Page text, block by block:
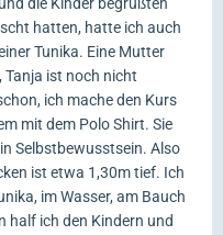
die Kinder begrüßten
hatten, hatte ich auch
Tunika. Eine Mutter
Tanja ist noch nicht
ich mache den Kurs
mit dem Polo Shirt. Sie
Selbstbewusstsein. Also
ist etwa 1,30m tief. Ich
im Wasser, am Bauch
half ich den Kindern und